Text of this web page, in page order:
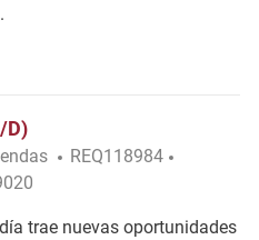
w/d) REQ113510
D)
REQ118984
trae nuevas oportunidades